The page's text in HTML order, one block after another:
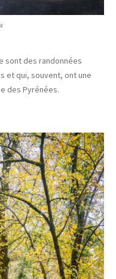
sont des randonnées
et qui, souvent, ont une
des Pyrénées.